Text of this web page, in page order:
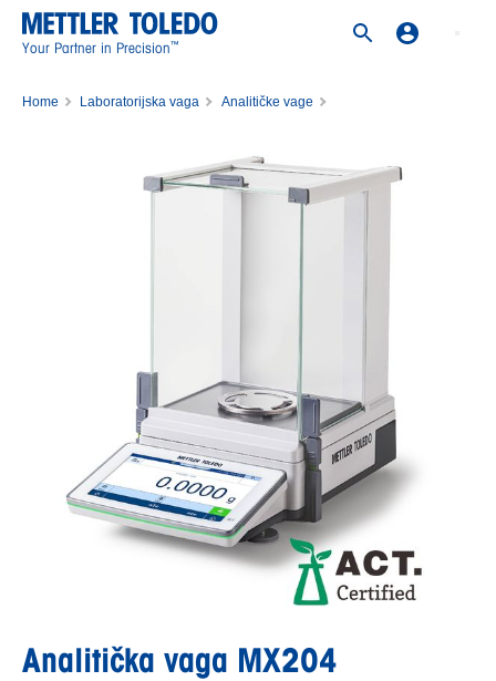
Your Partner in Precision™
Home Laboratorijska vaga
Analitičke vage
Analitička vaga MX204